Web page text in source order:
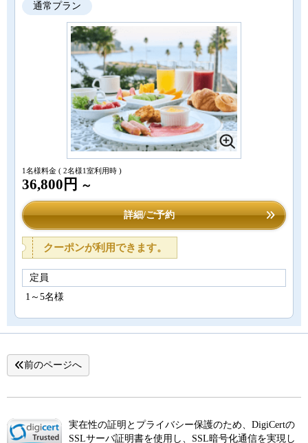
通常プラン
1名様料金 ( 2名様1室利用時 )
36,800円 ～
詳細/ご予約
クーポンが利用できます。
定員
1～5名様
前のページへ
実在性の証明とプライバシー保護のため、DigiCertの
SSLサーバ証明書を使用し、SSL暗号化通信を実現し